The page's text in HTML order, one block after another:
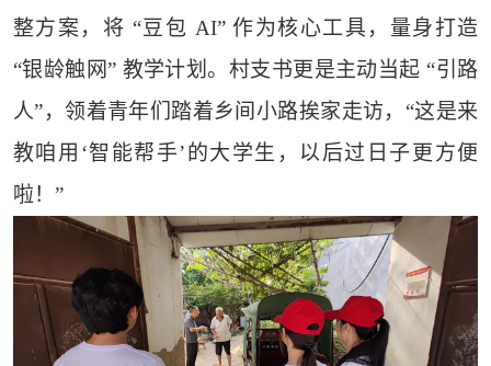
整方案，将 “豆包 AI” 作为核心工具，量身打造
“银龄触网” 教学计划。村支书更是主动当起 “引路
人”，领着青年们踏着乡间小路挨家走访，“这是来
教咱用‘智能帮手’的大学生，以后过日子更方便
啦！”